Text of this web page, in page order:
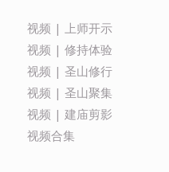
视频 | 上师开示
视频 | 修持体验
视频 | 圣山修行
视频 | 圣山聚集
视频 | 建庙剪影
视频合集